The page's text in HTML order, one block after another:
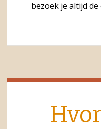
bezoek je altijd